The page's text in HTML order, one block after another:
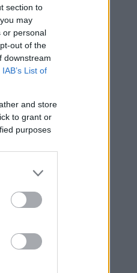
section to
may
or personal
out of the
downstream
IAB’s List of
and store
to grant or
purposes